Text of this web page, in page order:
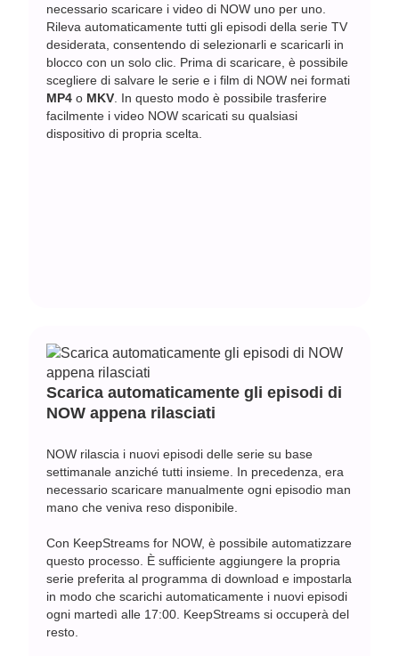
necessario scaricare i video di NOW uno per uno.
Rileva automaticamente tutti gli episodi della serie TV
desiderata, consentendo di selezionarli e scaricarli in
blocco con un solo clic. Prima di scaricare, è possibile
scegliere di salvare le serie e i film di NOW nei formati
MP4 o MKV . In questo modo è possibile trasferire
facilmente i video NOW scaricati su qualsiasi
dispositivo di propria scelta.
Scarica automaticamente gli episodi di
NOW appena rilasciati
NOW rilascia i nuovi episodi delle serie su base
settimanale anziché tutti insieme. In precedenza, era
necessario scaricare manualmente ogni episodio man
mano che veniva reso disponibile.
Con KeepStreams for NOW, è possibile automatizzare
questo processo. È sufficiente aggiungere la propria
serie preferita al programma di download e impostarla
in modo che scarichi automaticamente i nuovi episodi
ogni martedì alle 17:00. KeepStreams si occuperà del
resto.